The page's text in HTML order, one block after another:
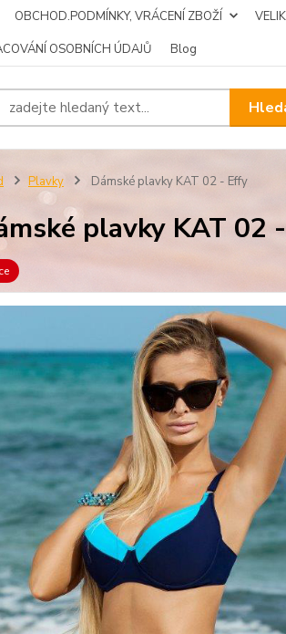
OBCHOD.PODMÍNKY, VRÁCENÍ ZBOŽÍ
OSOBNÍCH ÚDAJŮ Blog
Plavky Dámské plavky KAT 02 - Effy
plavky KAT 02